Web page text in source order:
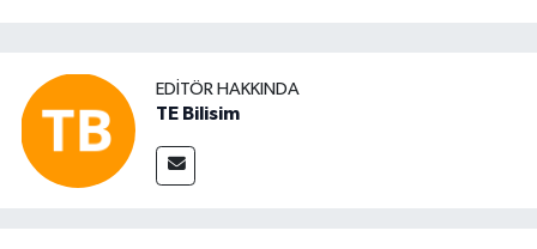
EDITÖR HAKKINDA
TE Bilisim